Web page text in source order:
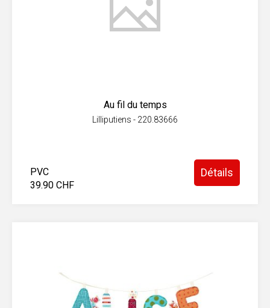
Au fil du temps
Lilliputiens - 220.83666
PVC
39.90 CHF
Détails